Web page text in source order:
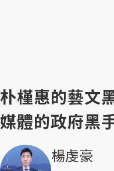
朴槿惠的藝文
媒體的政府黑
楊虔豪